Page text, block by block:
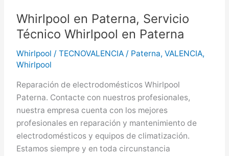
Whirlpool en Paterna, Servicio
Técnico Whirlpool en Paterna
Whirlpool / TECNOVALENCIA / Paterna, VALENCIA,
Whirlpool
Reparación de electrodomésticos Whirlpool
Paterna. Contacte con nuestros profesionales,
nuestra empresa cuenta con los mejores
profesionales en reparación y mantenimiento de
electrodomésticos y equipos de climatización.
Estamos siempre y en toda circunstancia